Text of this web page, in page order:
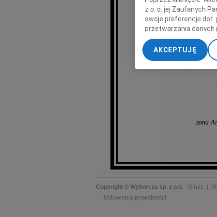
w
Prezesowi
żona
Copyright © Wyborcza sp. z o.o. O nas
Ustawienia prywatności
z o. o. jej Zaufanych
swoje preferencje dot.
przetwarzania danych
„Ustawienia
My, nasi Zaufani
dokładnych danych
Przechowywanie
treści, badnie
AKCEPTUJĘ